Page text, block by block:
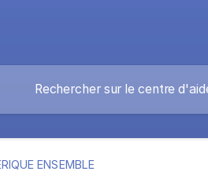
ENSEMBLE